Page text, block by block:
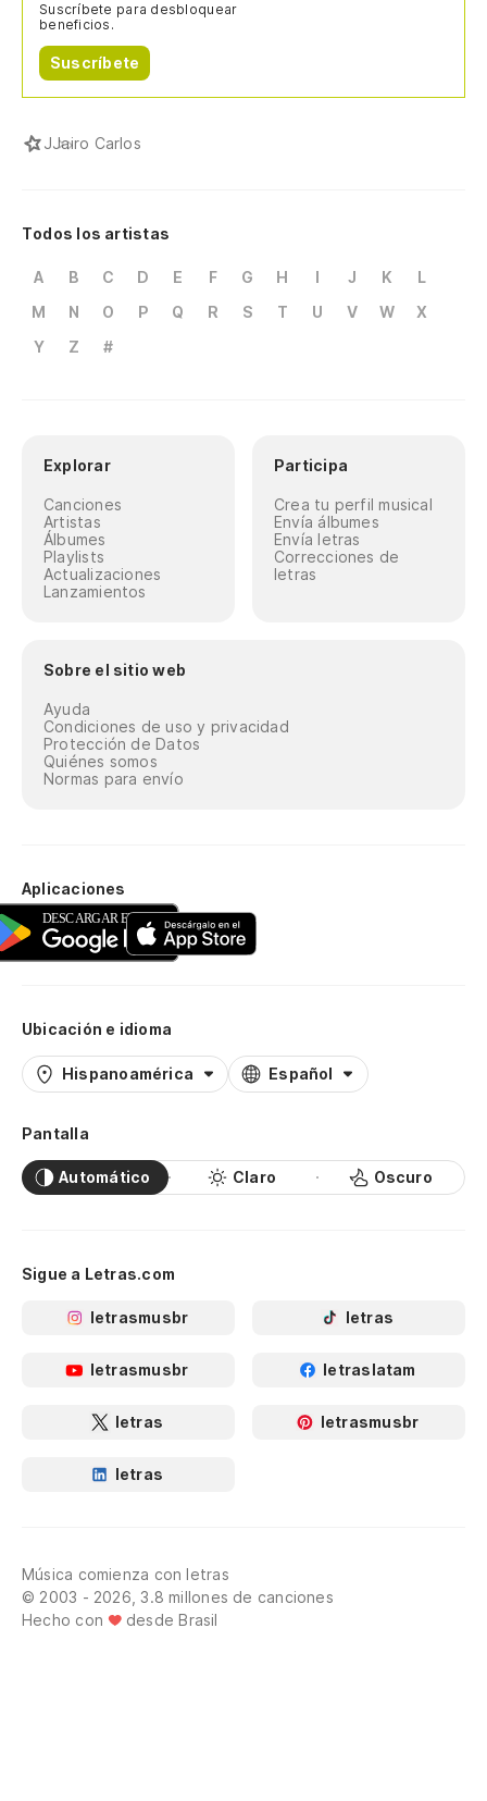
Suscríbete para desbloquear
beneficios.
Suscríbete
JJairo Carlos
Todos los artistas
A B C D E F G H I J K
L
M
N O P Q R S T U V W
X
Y
Z #
Explorar
Canciones
Artistas
Álbumes
Playlists
Actualizaciones
Lanzamientos
Participa
Crea tu perfil musical
Envía álbumes
Envía letras
Correcciones de
letras
Sobre el sitio web
Ayuda
Condiciones de uso y privacidad
Protección de Datos
Quiénes somos
Normas para envío
Aplicaciones
Ubicación e idioma
Hispanoamérica Español
Pantalla
Automático Claro Oscuro
Sigue a Letras.com
letrasmusbr letras
letrasmusbr letraslatam
letras letrasmusbr
letras
Música comienza con letras
© 2003 - 2026, 3.8 millones de canciones
Hecho con
desde Brasil